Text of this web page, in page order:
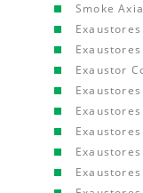
Smoke
Exaustor